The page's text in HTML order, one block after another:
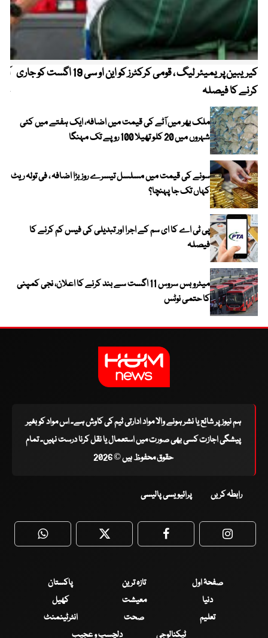
کیریبین پریمیئر لیگ ، قومی کرکٹرز کو این او سی 19 اگست کو جاری
کرنے کا فیصلہ
ملک بھر میں آٹے کی قیمت میں اضافہ، ایک ہفتے میں کئی
شہروں میں 20 کلو تھیلا 100 روپے تک مہنگا
سونے کی قیمت میں مسلسل تیسرے روز بڑا اضافہ ، فی تولہ ریٹ
کہاں تک جا پہنچا؟
پی ٹی اے کا ای سم کے اجرا اور تبدیلی کی فیس کم کرنے کا
فیصلہ
میٹرو بس سروس 11 اگست سے بند کرنے کا اعلان، نجی کمپنی
کا حتمی نوٹس
ہم نیوز پر شائع یا نشر ہونے والا مواد ادارتی ٹیم کی کاوش ہے۔ اس مواد کو بغیر
پیشگی اجازت کسی بھی صورت میں استعمال یا نقل کرنا درست نہیں۔ تمام
حقوق محفوظ ہیں © 2026
رابطہ کریں پرائیویسی پالیسی
WhatsApp Twitter Facebook
صفحۂ اول تازہ ترین
پاکستان
دنیا
معیشت
کھیل
تعلیم
صحت
انٹرٹینمنٹ
ٹیکنالوجی
دلچسپ و عجیب